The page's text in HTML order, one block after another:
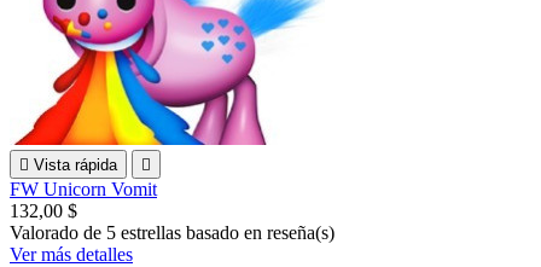
 Vista rápida 
FW Unicorn Vomit
132,00 $
Valorado de 5 estrellas basado en reseña(s)
Ver más detalles